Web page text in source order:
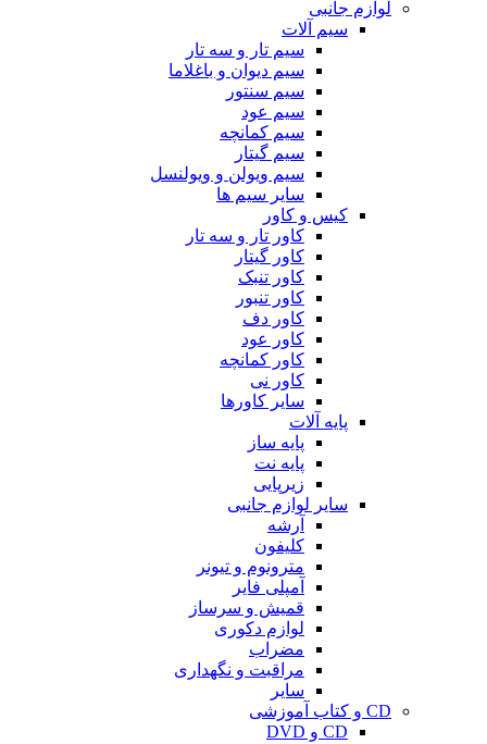
لوازم جانبی
سیم آلات
سیم تار و سه تار
سیم دیوان و باغلاما
سیم سنتور
سیم عود
سیم کمانچه
سیم گیتار
سیم ویولن و ویولنسل
سایر سیم ها
کیس و کاور
کاور تار و سه تار
کاور گیتار
کاور تنبک
کاور تنبور
کاور دف
کاور عود
کاور کمانچه
کاور نی
سایر کاورها
پایه آلات
پایه ساز
پایه نت
زیرپایی
سایر لوازم جانبی
آرشه
کلیفون
مترونوم و تیونر
آمپلی فایر
قمیش و سرساز
لوازم دکوری
مضراب
مراقبت و نگهداری
سایر
CD و کتاب آموزشی
CD و DVD